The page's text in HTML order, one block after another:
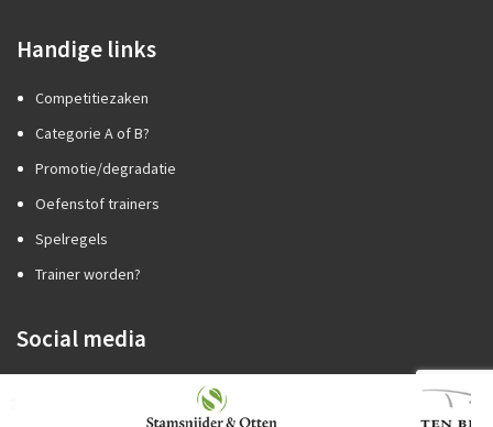
Handige links
Competitiezaken
Categorie A of B?
Promotie/degradatie
Oefenstof trainers
Spelregels
Trainer worden?
Social media